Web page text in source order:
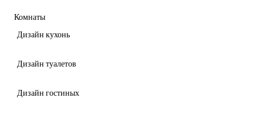
Комнаты
Дизайн кухонь
Дизайн туалетов
Дизайн гостиных